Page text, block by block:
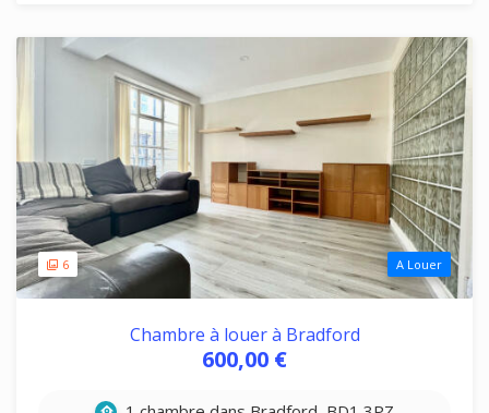
6 A Louer
Chambre à louer à Bradford
600,00 €